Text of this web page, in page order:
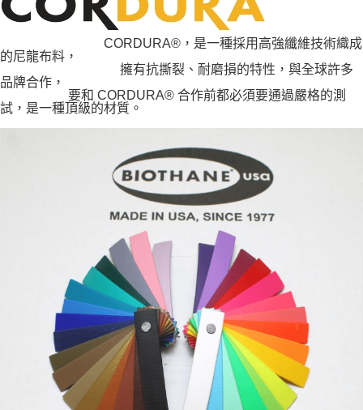
CORDURA®，是一種採用高強纖維技術織成
的尼龍布料，
擁有抗撕裂、耐磨損的特性，與全球許多
品牌合作，
要和 CORDURA® 合作前都必須要通過嚴格的測
試，是一種頂級的材質。